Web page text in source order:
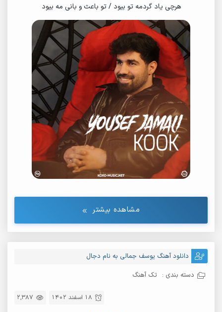
هرچی یاد گردمه تو بیود / تو باعث و بانی مه بیود
مشاهده بیشتر
دانلود آهنگ یوسف جمالی به نام دجال
دسته بندی : تک آهنگ
2,387 18 اسفند 1402